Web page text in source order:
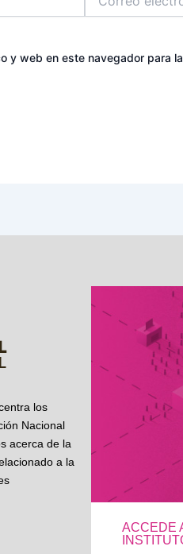
electrónico*
y web en este navegador para
los
Nacional
acerca de la
a la
ACCEDE